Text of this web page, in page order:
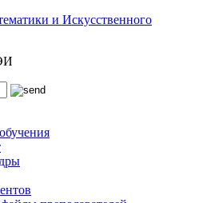
и Искусственного